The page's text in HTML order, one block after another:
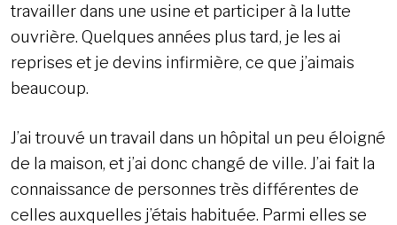
travailler dans une usine et participer à la lutte
ouvrière. Quelques années plus tard, je les ai
reprises et je devins infirmière, ce que j’aimais
beaucoup.
J’ai trouvé un travail dans un hôpital un peu éloigné
de la maison, et j’ai donc changé de ville. J’ai fait la
connaissance de personnes très différentes de
celles auxquelles j’étais habituée. Parmi elles se